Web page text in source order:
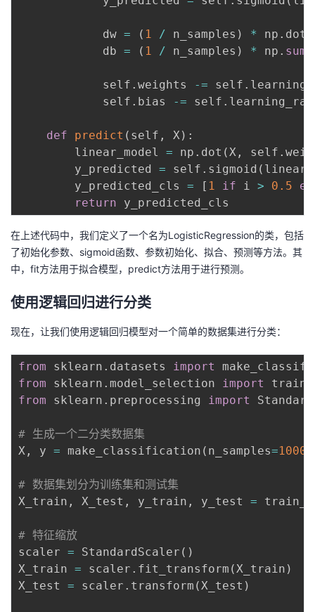
            dw
= ( 1 / n_samples ) * np . dot
            db
= ( 1 / n_samples ) * np . sum
            self
. weights -= self .
            self
. bias -= self .
def predict ( self , X) :
        linear_model
= np . dot (X , self .
        y_predicted
= self . sigmoid (
        y_predicted_cls
= [ 1 if i > 0.5
return
在上述代码中，我们定义了一个名为LogisticRegression的类，包括
了初始化参数、sigmoid函数、参数初始化、拟合、预测等方法。其
中，fit方法用于拟合模型，predict方法用于进行预测。
使用逻辑回归进行分类
现在，让我们使用逻辑回归模型对一个简单的数据集进行分类：
from sklearn . datasets import
from sklearn . model_selection import
from sklearn . preprocessing import
# 生成一个二分类数据集
X , y = make_classification ( n_samples=1000
# 数据集划分为训练集和测试集
X_train , X_test , y_train , y_test =
# 特征缩放
scaler = StandardScaler ( )
X_train = scaler . fit_transform (X_train )
X_test = scaler . transform (X_test )